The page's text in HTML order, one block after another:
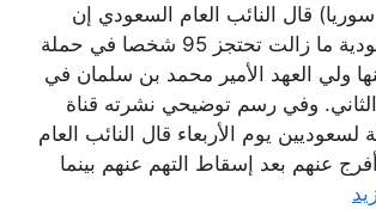
قال النائب العام السعودي إن
السلطات السعودية ما زالت تحتجز 95 شخصا في حملة
ولي العهد الأمير محمد بن سلمان في
وفي رسم توضيحي نشرته قناة
لسعوديين يوم الأربعاء قال النائب العام
أفرج عنهم بعد إسقاط التهم عنهم بينما